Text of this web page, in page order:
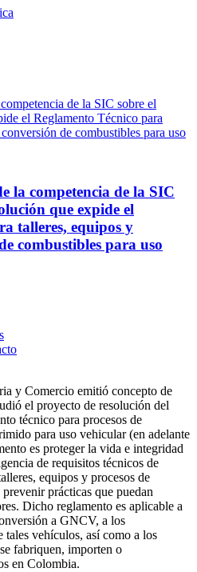
la competencia de la SIC
que expide el
talleres, equipos y
combustibles para uso
y Comercio emitió concepto de
el proyecto de resolución del
técnico para procesos de
para uso vehicular (en adelante
es proteger la vida e integridad
de requisitos técnicos de
equipos y procesos de
prácticas que puedan
Dicho reglamento es aplicable a
a GNCV, a los
tales vehículos, así como a los
fabriquen, importen o
en Colombia.